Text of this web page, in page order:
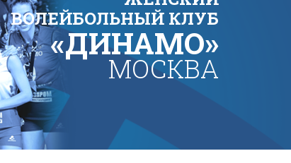
ВОЛЕЙБОЛЬНЫЙ КЛУБ
«ДИНАМО»
МОСКВА